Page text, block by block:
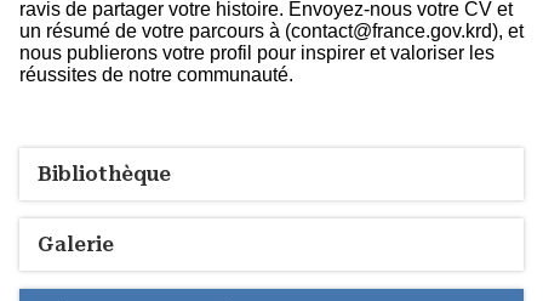
Bibliothèque
Galerie
ravis de partager votre histoire. Envoyez-nous votre CV et
un résumé de votre parcours à (contact@france.gov.krd), et
nous publierons votre profil pour inspirer et valoriser les
réussites de notre communauté.